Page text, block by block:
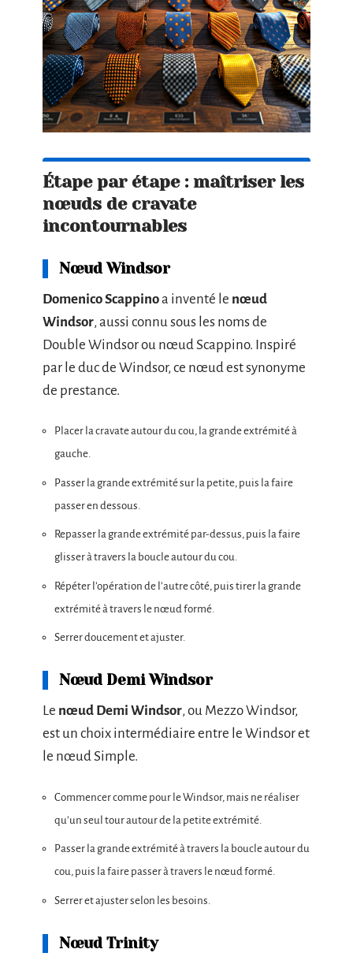
Étape par étape : maîtriser les
nœuds de cravate
incontournables
Nœud Windsor
Domenico Scappinoa inventé le nœud
Windsor, aussi connu sous les noms de
Double Windsor ou nœud Scappino. Inspiré
par le duc de Windsor, ce nœud est synonyme
de prestance.
Placer la cravate autour du cou, la grande extrémité à
gauche.
Passer la grande extrémité sur la petite, puis la faire
passer en dessous.
Repasser la grande extrémité par-dessus, puis la faire
glisser à travers la boucle autour du cou.
Répéter l’opération de l’autre côté, puis tirer la grande
extrémité à travers le nœud formé.
Serrer doucement et ajuster.
Nœud Demi Windsor
Le nœud Demi Windsor, ou Mezzo Windsor,
est un choix intermédiaire entre le Windsor et
le nœud Simple.
Commencer comme pour le Windsor, mais ne réaliser
qu’un seul tour autour de la petite extrémité.
Passer la grande extrémité à travers la boucle autour du
cou, puis la faire passer à travers le nœud formé.
Serrer et ajuster selon les besoins.
Nœud Trinity